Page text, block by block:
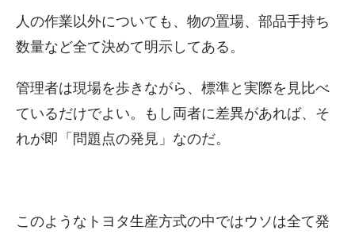
人の作業以外についても、物の置場、部品手持ち
数量など全て決めて明示してある。
管理者は現場を歩きながら、標準と実際を見比べ
ているだけでよい。もし両者に差異があれば、そ
れが即「問題点の発見」なのだ。
このようなトヨタ生産方式の中ではウソは全て発